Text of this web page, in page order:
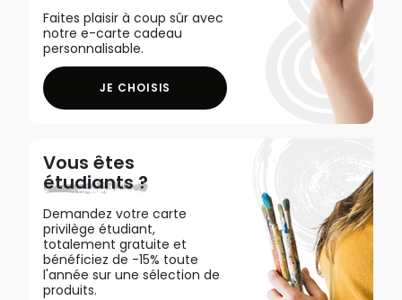
Faites plaisir à coup sûr avec
notre e-carte cadeau
personnalisable.
JE CHOISIS
Vous êtes
étudiants ?
Demandez votre carte
privilège étudiant,
totalement gratuite et
bénéficiez de -15% toute
l'année sur une sélection de
produits.